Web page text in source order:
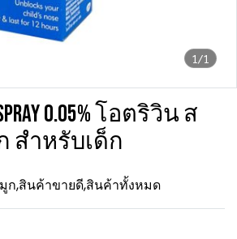
1/1
SPRAY 0.05% โอตริวิน ส
สำหรับเด็ก
ก,สินค้าขายดี,สินค้าทั้งหมด